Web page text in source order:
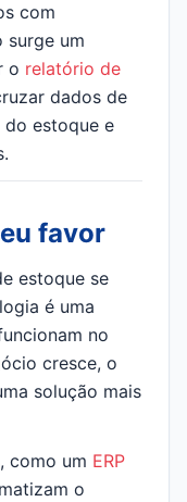
com
surge um
o relatório de
dados de
estoque e
favor
estoque se
é uma
no
cresce, o
solução mais
como um ERP
o